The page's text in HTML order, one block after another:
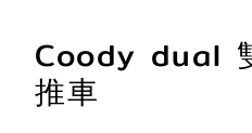
Coody dual
推車